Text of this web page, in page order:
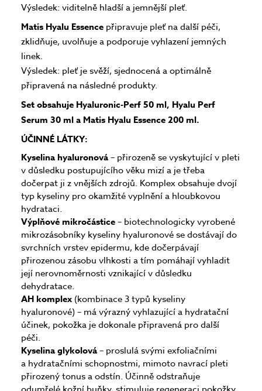
Výsledek: viditelně hladší a jemnější pleť.
Matis Hyalu Essence připravuje pleť na další péči,
zklidňuje, uvolňuje a podporuje vyhlazení jemných
linek.
Výsledek: pleť je svěží, sjednocená a optimálně
připravená na následné produkty.
Set obsahuje Hyaluronic‑Perf 50 ml, Hyalu Perf
Serum 30 ml a Matis Hyalu Essence 200 ml.
ÚČINNÉ LÁTKY:
Kyselina hyaluronová– přirozeně se vyskytující v pleti
v důsledku postupujícího věku mizí a je třeba
dočerpat ji z vnějších zdrojů. Komplex obsahuje dvojí
typ kyseliny pro okamžité vyplnění a hloubkovou
hydrataci.
Výplňové mikročástice– biotechnologicky vyrobené
mikrozásobníky kyseliny hyaluronové se dostávají do
svrchních vrstev epidermu, kde dočerpávají
přirozenou zásobu vlhkosti a tím pomáhají vyhladit
její nerovnoměrnosti vznikající v důsledku
dehydratace.
AH komplex (kombinace 3 typů kyseliny
hyaluronové) – má výrazný vyhlazující a hydratační
účinek, pokožka je dokonale připravená pro další
péči.
Kyselina glykolová– proslulá svými exfoliačními
a hydratačními schopnostmi, mimoto navrací pleti
přirozený tonus a odstín. Účinně odstraňuje